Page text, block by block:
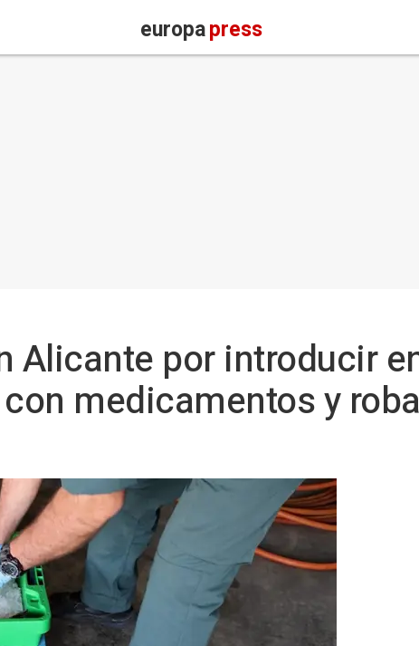
europapress
Alicante por introducir
medicamentos y